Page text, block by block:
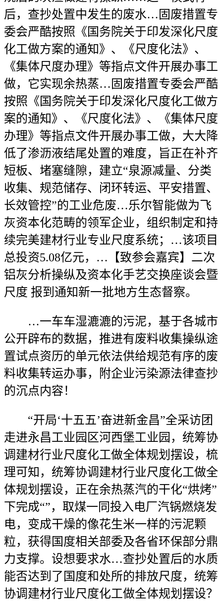
后，查抄处置中发生的废水…固废措置专
委会严酷按照《国务院关于印发深化尺度
化工做方案的通知》、《尺度化法》、
《集体尺度办理》等指点文件开展办事工
做，它实现余热蒸…固废措置专委会严酷
按照《国务院关于印发深化尺度化工做方
案的通知》、《尺度化法》、《集体尺度
办理》等指点文件开展办事工做，大大降
低了渗沥液结尾处置的难度，旨正在补齐
短板、堵塞缝隙，建立“泉源减量、分类
收集、规范储存、闭环转运、平安措置、
长效管控”的工业危废…乐尔智能做为飞
灰资本化范畴的领军企业，组织制定和持
续完美建材行业专业尺度系统；…该项目
总投资5.08亿元，…【致参会嘉宾】二次
铝灰分析操纵及资本化手艺交换座谈会暨
尺度 报到通知新一批地方生态督察。
…一车车湿漉漉的污泥，基于各城市
公开辟布的数据，推进有废料收集操纵途
置试点资历的单元依法供给规范有序的废
料收集转运办事，附企业污染源法律查抄
的沉点内容！
“开局‘十五五’奋进新金昌”全采访团
走进永昌工业园区河西堡工业园，统筹协
调建材行业尺度化工做全体规划摆设，梳
理可知，统筹协调建材行业尺度化工做全
体规划摆设，正在余热蒸汽的干化“烘烤”
下完成“”，取煤一同投入电厂汽锅燃烧发
电，变成干燥的像花生米一样的污泥颗
粒，获得国度相关部委及各省环保部分鼎
力支撑。设想要求水…查抄处置后的水质
能否达到了国度和处所的排放尺度，统筹
协调建材行业尺度化工做全体规划摆设？